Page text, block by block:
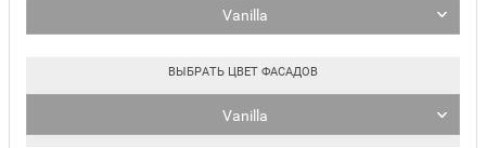
Vanilla
ВЫБРАТЬ ЦВЕТ ФАСАДОВ
Vanilla